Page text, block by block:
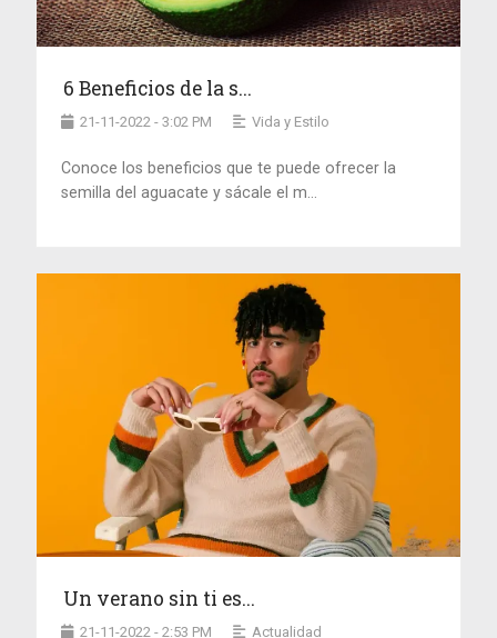
6 Beneficios de la s...
21-11-2022 - 3:02 PM Vida y Estilo
Conoce los beneficios que te puede ofrecer la
semilla del aguacate y sácale el m...
Un verano sin ti es...
21-11-2022 - 2:53 PM Actualidad